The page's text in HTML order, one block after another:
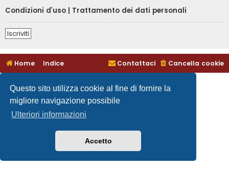
Questo sito utilizza cookie al fine di fornire la
migliore navigazione possibile
Ulteriori informazioni
Accetto
Condizioni d’uso | Trattamento dei dati personali
Iscriviti
Home Indice Cancella cookie
Contattaci